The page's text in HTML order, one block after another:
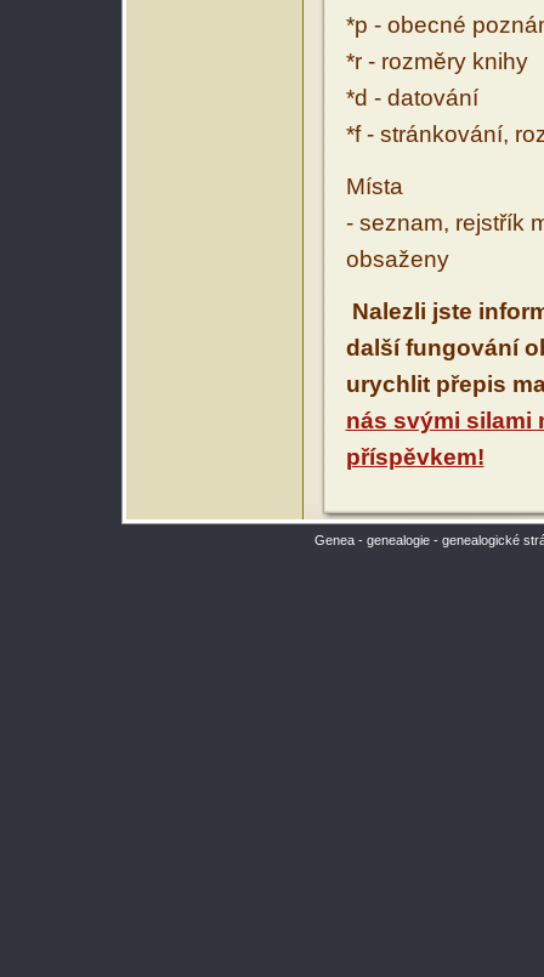
*p - obecné
*r - rozměry knihy
*d - datování
*f - stránkování,
Místa
- seznam, rejstřík
obsaženy
Nalezli jste
další fungování
urychlit přepis
nás svými silami
příspěvkem!
Genea - genealogie - genealogické